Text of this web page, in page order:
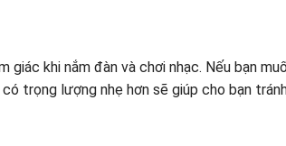
khi nắm đàn và chơi nhạc. Nếu bạn
trọng lượng nhẹ hơn sẽ giúp cho bạn